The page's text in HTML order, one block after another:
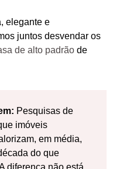
elegante e
juntos desvendar os
de alto padrão de
Pesquisas de
imóveis
em média,
do que
diferença não está